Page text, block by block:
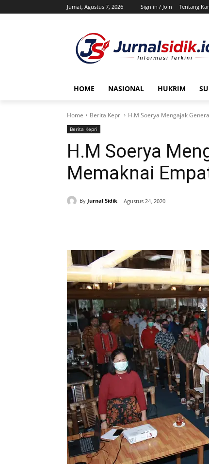
Jumat, Agustus 7, 2026 Sign in / Join Tentang
HOME NASIONAL HUKRIM
Home Berita Kepri H.M Soerya Mengajak
Berita Kepri
H.M Soerya
Memaknai
By Jurnal Sidik Agustus 24, 2020